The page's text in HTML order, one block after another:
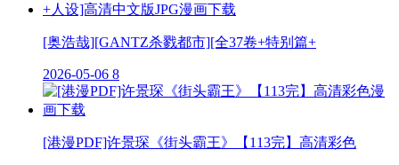
[奥浩哉][GANTZ杀戮都市][全37卷+特别篇+
2026-05-06 8
[港漫PDF]许景琛《街头霸王》【113完】高清彩色